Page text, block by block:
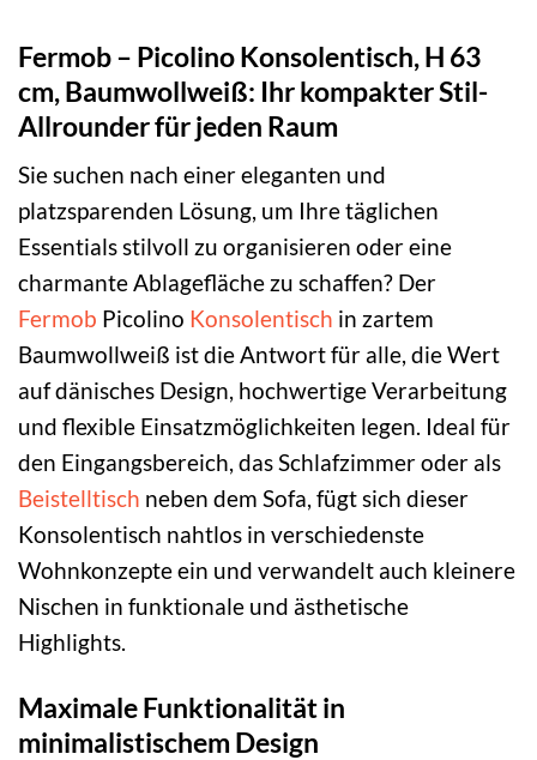
Fermob – Picolino Konsolentisch, H 63
cm, Baumwollweiß: Ihr kompakter Stil-
Allrounder für jeden Raum
Sie suchen nach einer eleganten und
platzsparenden Lösung, um Ihre täglichen
Essentials stilvoll zu organisieren oder eine
charmante Ablagefläche zu schaffen? Der
Fermob Picolino Konsolentisch in zartem
Baumwollweiß ist die Antwort für alle, die Wert
auf dänisches Design, hochwertige Verarbeitung
und flexible Einsatzmöglichkeiten legen. Ideal für
den Eingangsbereich, das Schlafzimmer oder als
Beistelltisch neben dem Sofa, fügt sich dieser
Konsolentisch nahtlos in verschiedenste
Wohnkonzepte ein und verwandelt auch kleinere
Nischen in funktionale und ästhetische
Highlights.
Maximale Funktionalität in
minimalistischem Design